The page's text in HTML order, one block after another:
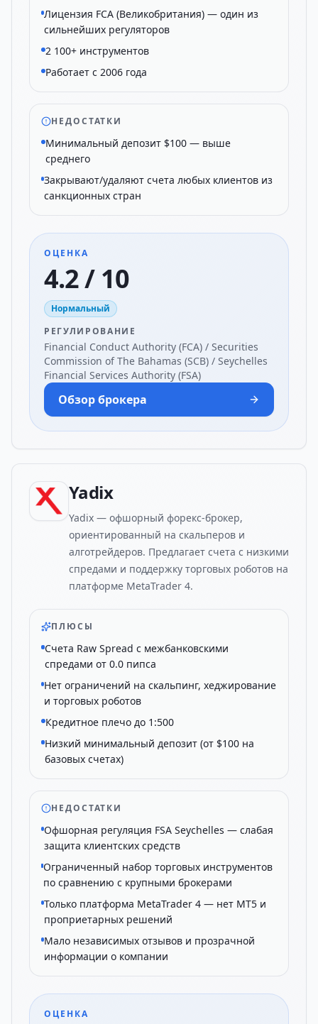
Лицензия FCA (Великобритания) — один из
сильнейших регуляторов
2 100+ инструментов
Работает с 2006 года
НЕДОСТАТКИ
Минимальный депозит $100 — выше
среднего
Закрывают/удаляют счета любых клиентов из
санкционных стран
ОЦЕНКА
4.2 / 10
Нормальный
РЕГУЛИРОВАНИЕ
Financial Conduct Authority (FCA) / Securities
Commission of The Bahamas (SCB) / Seychelles
Financial Services Authority (FSA)
Обзор брокера
Yadix
Yadix — офшорный форекс-брокер,
ориентированный на скальперов и
алготрейдеров. Предлагает счета с низкими
спредами и поддержку торговых роботов на
платформе MetaTrader 4.
ПЛЮСЫ
Счета Raw Spread с межбанковскими
спредами от 0.0 пипса
Нет ограничений на скальпинг, хеджирование
и торговых роботов
Кредитное плечо до 1:500
Низкий минимальный депозит (от $100 на
базовых счетах)
НЕДОСТАТКИ
Офшорная регуляция FSA Seychelles — слабая
защита клиентских средств
Ограниченный набор торговых инструментов
по сравнению с крупными брокерами
Только платформа MetaTrader 4 — нет MT5 и
проприетарных решений
Мало независимых отзывов и прозрачной
информации о компании
ОЦЕНКА